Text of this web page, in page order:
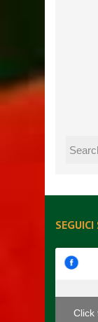
Click